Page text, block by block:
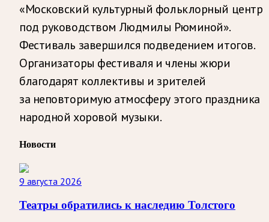
«Московский культурный фольклорный центр
под руководством Людмилы Рюминой».
Фестиваль завершился подведением итогов.
Организаторы фестиваля и члены жюри
благодарят коллективы и зрителей
за неповторимую атмосферу этого праздника
народной хоровой музыки.
Новости
9 августа 2026
Театры обратились к наследию Толстого